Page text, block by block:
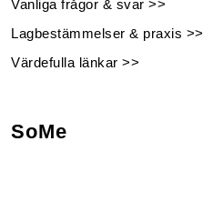
Vanliga frågor & svar >>
Lagbestämmelser & praxis >>
Värdefulla länkar >>
SoMe